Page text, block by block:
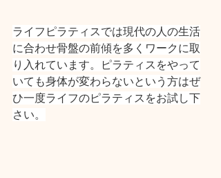
ライフピラティスでは現代の人の生活
に合わせ骨盤の前傾を多くワークに取
り入れています。ピラティスをやって
いても身体が変わらないという方はぜ
ひ一度ライフのピラティスをお試し下
さい。